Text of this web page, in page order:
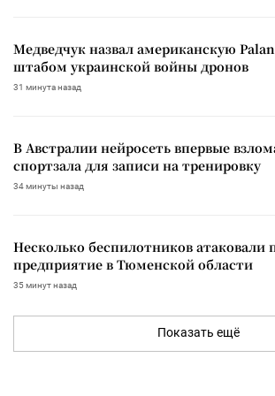
Медведчук назвал американскую
штабом украинской войны дронов
31 минута назад
В Австралии нейросеть впервые
спортзала для записи на тренировку
34 минуты назад
Несколько беспилотников
предприятие в Тюменской области
35 минут назад
Показать ещё